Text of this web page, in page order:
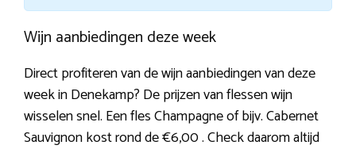
Wijn aanbiedingen deze week
Direct profiteren van de wijn aanbiedingen van deze
week in Denekamp? De prijzen van flessen wijn
wisselen snel. Een fles Champagne of bijv. Cabernet
Sauvignon kost rond de €6,00 . Check daarom altijd